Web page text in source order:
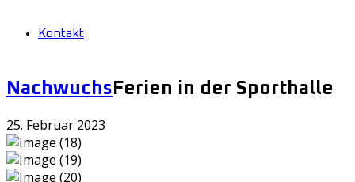
Kontakt
Nachwuchs Ferien in der Sporthalle
25. Februar 2023